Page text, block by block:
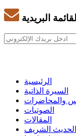
القائمة البريدية
الرئيسية
السيرة الذاتية
والمحاضرات
الصوتيات
المقالات
الحديث الشريف